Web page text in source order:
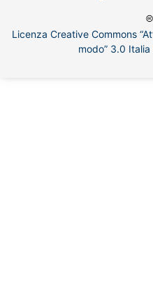
Licenza Creative Commons
modo” 3.0